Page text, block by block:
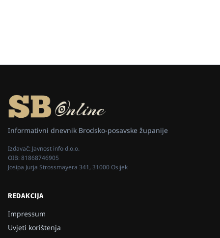
Informativni dnevnik Brodsko-posavske županije
Izdavač: Javnost info d.o.o.
OIB:81868746905
Josipa Jurja Strossmayera 341, 31000 Osijek
REDAKCIJA
Impressum
Uvjeti korištenja